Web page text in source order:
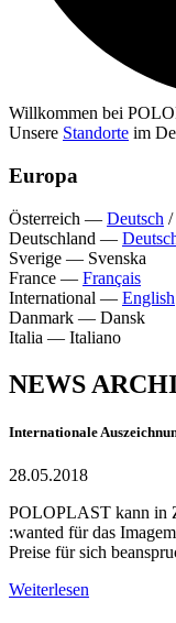
Willkommen bei
Unsere Standorte im
Europa
Österreich — Deutsch /
Deutschland —
Sverige — Svenska
France — Français
International — English
Danmark — Dansk
Italia — Italiano
NEWS
Internationale
28.05.2018
POLOPLAST kann in
:wanted für das
Preise für sich
Weiterlesen